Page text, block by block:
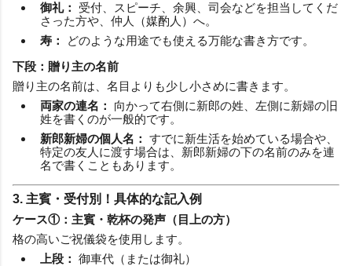
御礼：
受付、スピーチ、余興、司会などを担当してくだ
さった方や、仲人（媒酌人）へ。
寿：
どのような用途でも使える万能な書き方です。
下段：贈り主の名前
贈り主の名前は、名目よりも少し小さめに書きます。
両家の連名：
向かって右側に新郎の姓、左側に新婦の旧
姓を書くのが一般的です。
新郎新婦の個人名： すでに新生活を始めている場合や、
特定の友人に渡す場合は、新郎新婦の下の名前のみを連
名で書くこともあります。
3. 主賓・受付別！具体的な記入例
ケース①：主賓・乾杯の発声（目上の方）
格の高いご祝儀袋を使用します。
上段： 御車代（または御礼）